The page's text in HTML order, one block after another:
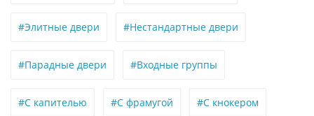
#Элитные двери #Нестандартные двери
#Парадные двери #Входные группы
#С капителью #С фрамугой #С кнокером